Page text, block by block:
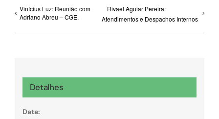
Vinícius Luz: Reunião com
Adriano Abreu – CGE.
Rivael Aguiar Pereira:
Atendimentos e Despachos Internos
Detalhes
Data: